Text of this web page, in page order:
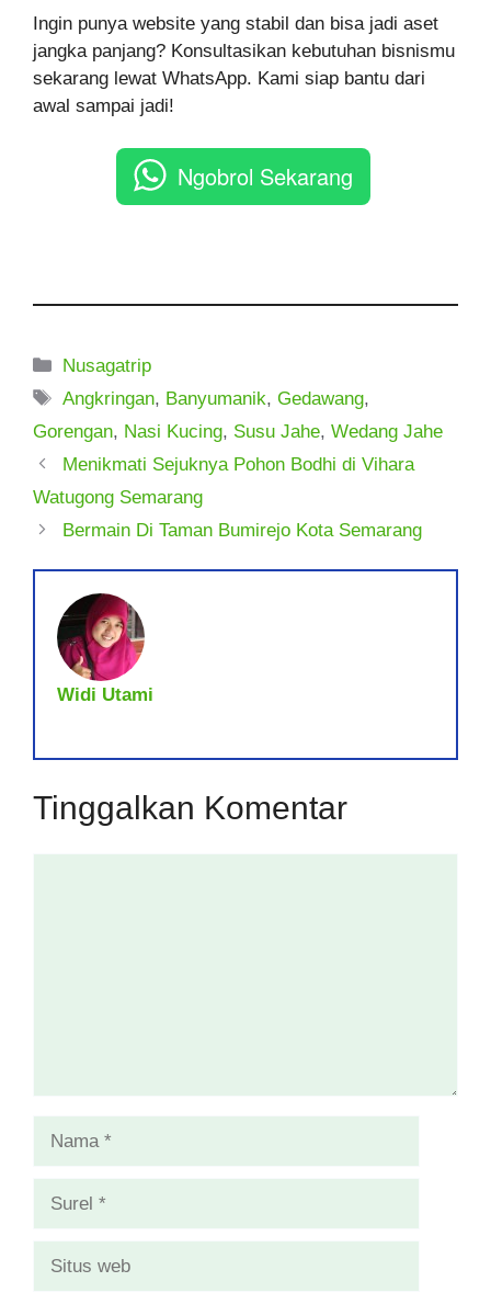
Ingin punya website yang stabil dan bisa jadi aset
jangka panjang? Konsultasikan kebutuhan bisnismu
sekarang lewat WhatsApp. Kami siap bantu dari
awal sampai jadi!
Ngobrol Sekarang
Kategori
Nusagatrip
Tag
Angkringan, Banyumanik,Gedawang,
Gorengan, Nasi Kucing, Susu Jahe, Wedang Jahe
Menikmati Sejuknya Pohon Bodhi di Vihara
Watugong Semarang
Bermain Di Taman Bumirejo Kota Semarang
Widi Utami
Tinggalkan Komentar